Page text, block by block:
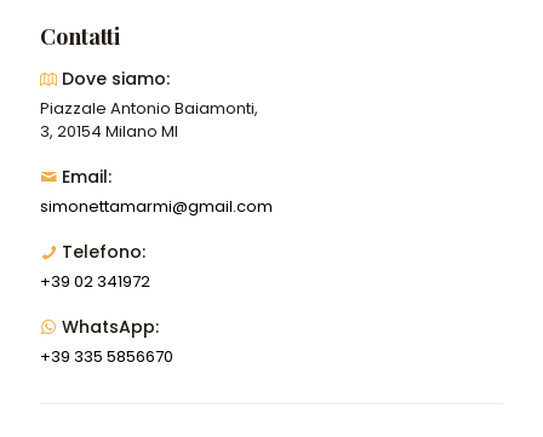
Contatti
Dove siamo:
Piazzale Antonio Baiamonti,
3, 20154 Milano MI
Email:
simonettamarmi@gmail.com
Telefono:
+39 02 341972
WhatsApp:
+39 335 5856670